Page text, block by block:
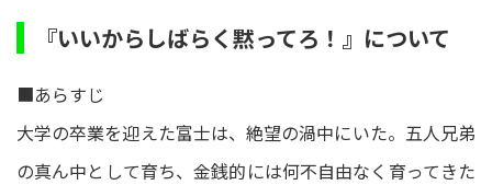
『いいからしばらく黙ってろ！』について
■あらすじ
大学の卒業を迎えた富士は、絶望の渦中にいた。五人兄弟
の真ん中として育ち、金銭的には何不自由なく育ってきた